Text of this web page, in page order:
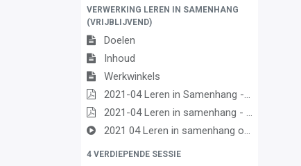
VERWERKING LEREN IN SAMENHANG
(VRIJBLIJVEND)
Doelen
Inhoud
Werkwinkels
2021-04 Leren in Samenhang - Ordeningskader
2021-04 Leren in samenhang - Presentatie
2021 04 Leren in samenhang opname
4 VERDIEPENDE SESSIE